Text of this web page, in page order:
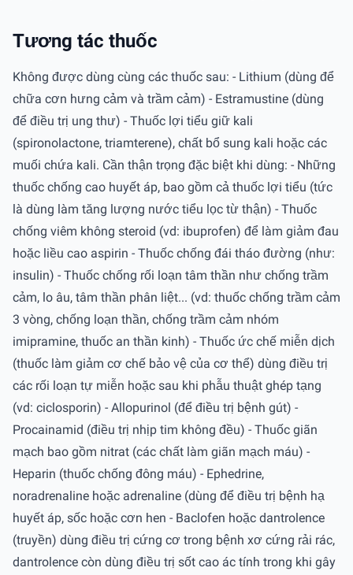
Tương tác thuốc
Không được dùng cùng các thuốc sau: - Lithium (dùng để
chữa cơn hưng cảm và trầm cảm) - Estramustine (dùng
để điều trị ung thư) - Thuốc lợi tiểu giữ kali
(spironolactone, triamterene), chất bổ sung kali hoặc các
muối chứa kali. Cần thận trọng đặc biệt khi dùng: - Những
thuốc chống cao huyết áp, bao gồm cả thuốc lợi tiểu (tức
là dùng làm tăng lượng nước tiểu lọc từ thận) - Thuốc
chống viêm không steroid (vd: ibuprofen) để làm giảm đau
hoặc liều cao aspirin - Thuốc chống đái tháo đường (như:
insulin) - Thuốc chống rối loạn tâm thần như chống trầm
cảm, lo âu, tâm thần phân liệt... (vd: thuốc chống trầm cảm
3 vòng, chống loạn thần, chống trầm cảm nhóm
imipramine, thuốc an thần kinh) - Thuốc ức chế miễn dịch
(thuốc làm giảm cơ chế bảo vệ của cơ thể) dùng điều trị
các rối loạn tự miễn hoặc sau khi phẫu thuật ghép tạng
(vd: ciclosporin) - Allopurinol (để điều trị bệnh gút) -
Procainamid (điều trị nhịp tim không đều) - Thuốc giãn
mạch bao gồm nitrat (các chất làm giãn mạch máu) -
Heparin (thuốc chống đông máu) - Ephedrine,
noradrenaline hoặc adrenaline (dùng để điều trị bệnh hạ
huyết áp, sốc hoặc cơn hen - Baclofen hoặc dantrolence
(truyền) dùng điều trị cứng cơ trong bệnh xơ cứng rải rác,
dantrolence còn dùng điều trị sốt cao ác tính trong khi gây